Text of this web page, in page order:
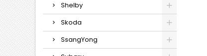
Shelby
Skoda
SsangYong